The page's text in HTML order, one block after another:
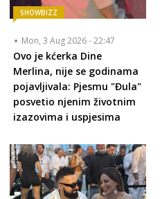
SHOWBIZZ
Mon, 3 Aug 2026 - 22:47
Ovo je kćerka Dine
Merlina, nije se godinama
pojavljivala: Pjesmu "Đula"
posvetio njenim životnim
izazovima i uspjesima